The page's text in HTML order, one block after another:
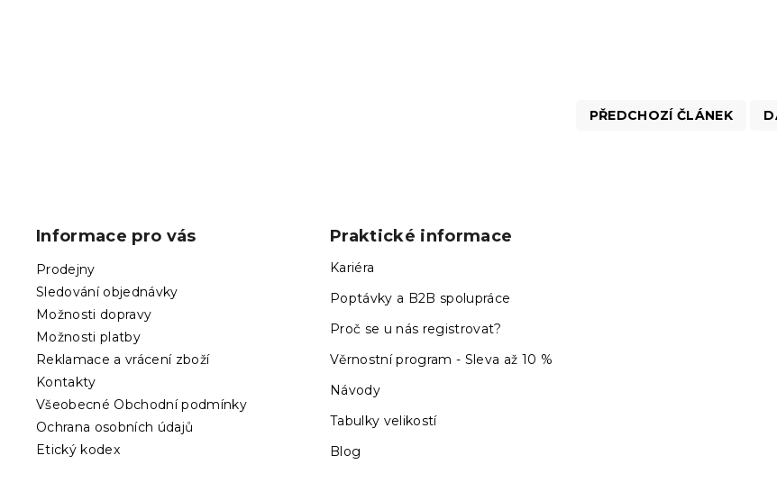
PŘEDCHOZÍ ČLÁNEK
Informace pro vás
Prodejny
Sledování objednávky
Možnosti dopravy
Možnosti platby
Reklamace a vrácení zboží
Kontakty
Všeobecné Obchodní podmínky
Ochrana osobních údajů
Etický kodex
Praktické informace
Kariéra
Poptávky a B2B spolupráce
Proč se u nás registrovat?
Věrnostní program - Sleva až 10 %
Návody
Tabulky velikostí
Blog